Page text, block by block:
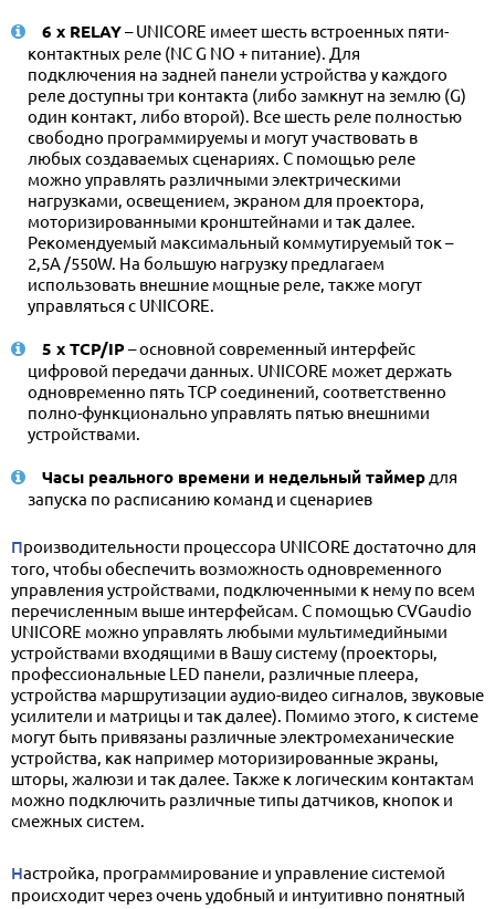
6 x RELAY– UNICORE имеет шесть встроенных пяти-
контактных реле (NC G NO + питание). Для
подключения на задней панели устройства у каждого
реле доступны три контакта (либо замкнут на землю (G)
один контакт, либо второй). Все шесть реле полностью
свободно программируемы и могут участвовать в
любых создаваемых сценариях. С помощью реле
можно управлять различными электрическими
нагрузками, освещением, экраном для проектора,
моторизированными кронштейнами и так далее.
Рекомендуемый максимальный коммутируемый ток –
2,5А /550W. На большую нагрузку предлагаем
использовать внешние мощные реле, также могут
управляться с UNICORE.
5 x TCP/IP– основной современный интерфейс
цифровой передачи данных. UNICORE может держать
одновременно пять TCP соединений, соответственно
полно-функционально управлять пятью внешними
устройствами.
Часы реального времени и недельный таймер для
запуска по расписанию команд и сценариев
Производительности процессора UNICORE достаточно для
того, чтобы обеспечить возможность одновременного
управления устройствами, подключенными к нему по всем
перечисленным выше интерфейсам. С помощью CVGaudio
UNICORE можно управлять любыми мультимедийными
устройствами входящими в Вашу систему (проекторы,
профессиональные LED панели, различные плеера,
устройства маршрутизации аудио-видео сигналов, звуковые
усилители и матрицы и так далее). Помимо этого, к системе
могут быть привязаны различные электромеханические
устройства, как например моторизированные экраны,
шторы, жалюзи и так далее. Также к логическим контактам
можно подключить различные типы датчиков, кнопок и
смежных систем.
Настройка, программирование и управление системой
происходит через очень удобный и интуитивно понятный